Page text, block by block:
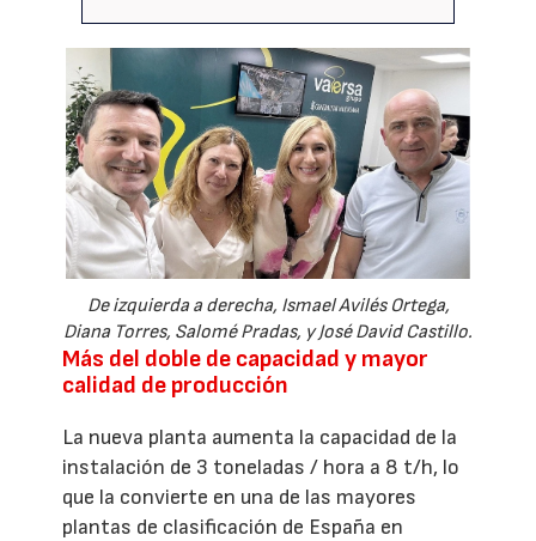
De izquierda a derecha, Ismael Avilés Ortega,
Diana Torres, Salomé Pradas, y José David Castillo.
Más del doble de capacidad y mayor
calidad de producción
La nueva planta aumenta la capacidad de la
instalación de 3 toneladas / hora a 8 t/h, lo
que la convierte en una de las mayores
plantas de clasificación de España en